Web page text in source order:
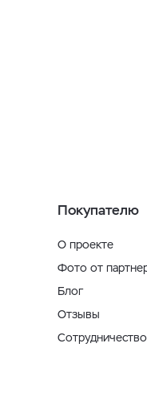
Покупателю
О проекте
Фото от
Блог
Отзывы
Сотрудничество